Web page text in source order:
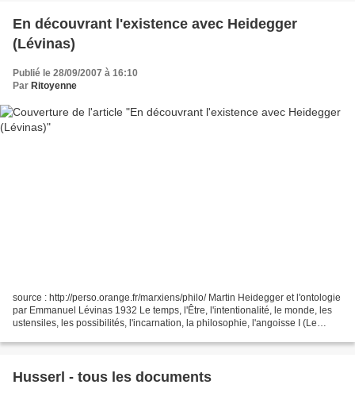
En découvrant l'existence avec Heidegger
(Lévinas)
Publié le 28/09/2007 à 16:10
Par Ritoyenne
source : http://perso.orange.fr/marxiens/philo/ Martin Heidegger et l'ontologie
par Emmanuel Lévinas 1932 Le temps, l'Être, l'intentionalité, le monde, les
ustensiles, les possibilités, l'incarnation, la philosophie, l'angoisse I (Le
Husserl - tous les documents